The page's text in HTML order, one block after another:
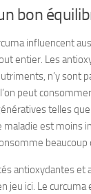
bon
influencent
entier. Les
n’y sont
peut
telles
maladie est moins
beaucoup
antioxydantes
jeu ici. Le